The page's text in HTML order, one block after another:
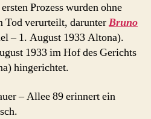
Prozess wurden ohne
Tod verurteilt, darunterBruno
– 1. August 1933 Altona).
1933 im Hof des Gerichts
hingerichtet.
– Allee 89 erinnert ein